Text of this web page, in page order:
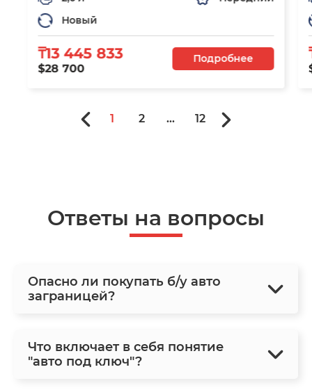
Новый
₸13 445 833
$28 700
Подробнее
1 2 ... 12
Ответы на вопросы
Опасно ли покупать б/у авто
заграницей?
Что включает в себя понятие
"авто под ключ"?